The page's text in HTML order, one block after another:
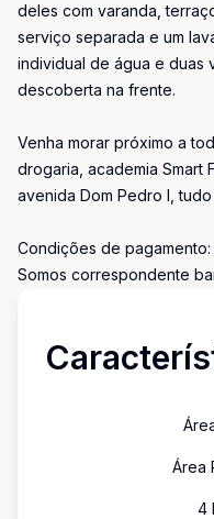
deles com varanda,
serviço separada e um
individual de água e duas
descoberta na frente.
Venha morar próximo a
drogaria, academia Smart
avenida Dom Pedro I, tudo
Condições de
Somos correspondente
Área
4